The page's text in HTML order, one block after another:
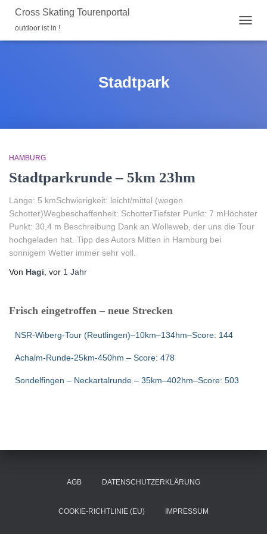
Cross Skating Tourenportal
outdoor ist in !
Stadtpark
HAMBURG
Stadtparkrunde – 5km 23hm
Länge: 5 kmSchwierigkeit: leicht/mittel (wegen
Schotter)Wegbeschaffenheit: SchotterTiefster Punkt: 7 mHöchster
Punkt: 30,4 m Beschreibung Dank an Wolleweb, der uns die Tour
hochgeladen hat. Tipp des Autors Mitten in Hamburg bei
sonnigem Wetter immer sehr voll.
Von Hagi , vor 1 Jahr
Frisch eingetroffen – neue Strecken
NSR-Wiberg-Tour (Reutlingen)–10km–134hm–Score: 144
Achalm-Runde-25km-450hm – Score: 478
Sondelfingen – Neckartalrunde – 35km–402hm–Score: 503
AGB DATENSCHUTZERKLÄRUNG
COOKIE-RICHTLINIE (EU) IMPRESSUM